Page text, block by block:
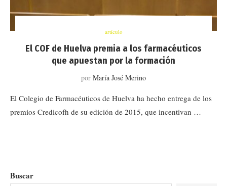
artículo
El COF de Huelva premia a los farmacéuticos
que apuestan por la formación
por María José Merino
El Colegio de Farmacéuticos de Huelva ha hecho entrega de los
premios Credicofh de su edición de 2015, que incentivan …
Buscar